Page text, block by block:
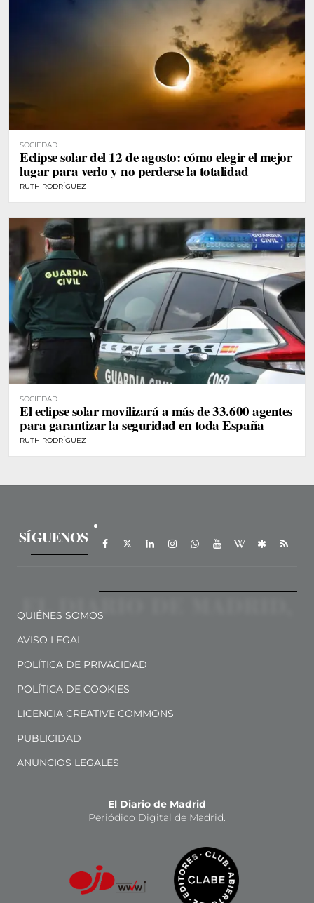
SOCIEDAD
Eclipse solar del 12 de agosto: cómo elegir el mejor
lugar para verlo y no perderse la totalidad
RUTH RODRÍGUEZ
SOCIEDAD
El eclipse solar movilizará a más de 33.600 agentes
para garantizar la seguridad en toda España
RUTH RODRÍGUEZ
SÍGUENOS
QUIÉNES SOMOS
AVISO LEGAL
POLÍTICA DE PRIVACIDAD
POLÍTICA DE COOKIES
LICENCIA CREATIVE COMMONS
PUBLICIDAD
ANUNCIOS LEGALES
El Diario de Madrid
Periódico Digital de Madrid.